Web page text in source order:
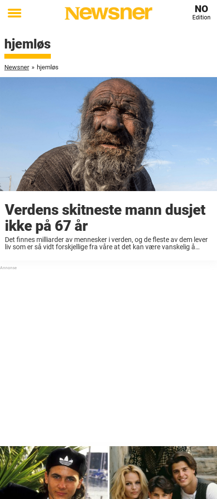
Toggle
NO
Edition
hjemløs
Newsner » hjemløs
Verdens skitneste mann dusjet
ikke på 67 år
Det finnes milliarder av mennesker i verden, og de fleste av dem lever
liv som er så vidt forskjellige fra våre at det kan være vanskelig å